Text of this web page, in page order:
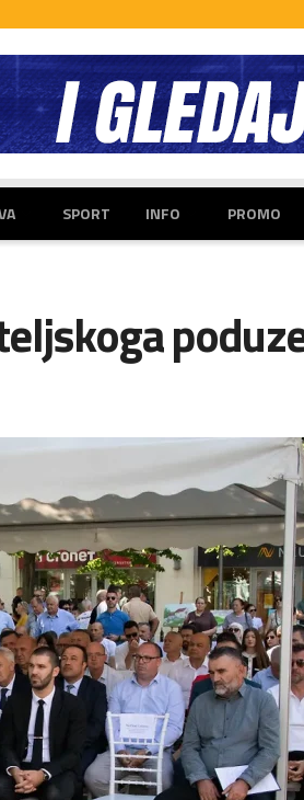
SPORT INFO PROMO